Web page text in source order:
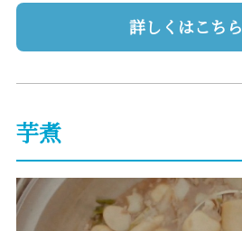
詳しくはこちら
芋煮